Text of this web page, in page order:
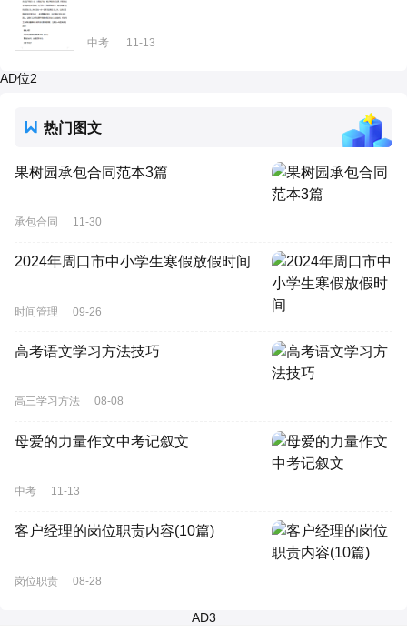
中考 11-13
AD位2
热门图文
果树园承包合同范本3篇
承包合同 11-30
2024年周口市中小学生寒假放假时间
时间管理 09-26
高考语文学习方法技巧
高三学习方法 08-08
母爱的力量作文中考记叙文
中考 11-13
客户经理的岗位职责内容(10篇)
岗位职责 08-28
AD3